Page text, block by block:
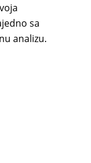
sa
analizu.